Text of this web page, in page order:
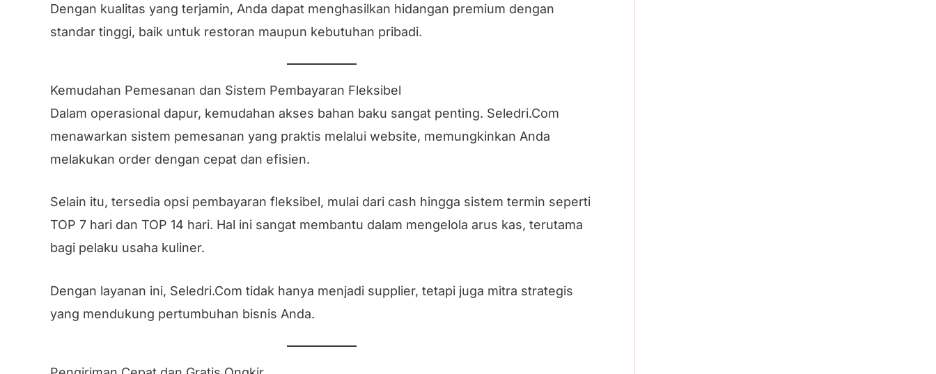
Dengan kualitas yang terjamin, Anda dapat menghasilkan hidangan premium dengan
standar tinggi, baik untuk restoran maupun kebutuhan pribadi.
Kemudahan Pemesanan dan Sistem Pembayaran Fleksibel
Dalam operasional dapur, kemudahan akses bahan baku sangat penting. Seledri.Com
menawarkan sistem pemesanan yang praktis melalui website, memungkinkan Anda
melakukan order dengan cepat dan efisien.
Selain itu, tersedia opsi pembayaran fleksibel, mulai dari cash hingga sistem termin seperti
TOP 7 hari dan TOP 14 hari. Hal ini sangat membantu dalam mengelola arus kas, terutama
bagi pelaku usaha kuliner.
Dengan layanan ini, Seledri.Com tidak hanya menjadi supplier, tetapi juga mitra strategis
yang mendukung pertumbuhan bisnis Anda.